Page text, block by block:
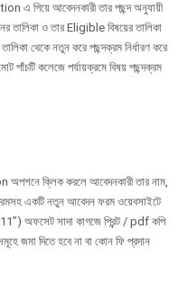
এ গিয়ে আবেদনকারী তার পছন্দ অনুযায়ী
ও তার Eligible বিষয়ের তালিকা
থেকে নতুন করে পছন্দক্রম নির্ধারণ করে
পাঁচটি কলেজে পর্যায়ক্রমে বিষয় পছন্দক্রম
ক্লিক করলে আবেদনকারী তার নাম,
একটি নতুন আবেদন ফরম ওয়েবসাইটে
অফসেট সাদা কাগজে প্রিন্ট / pdf কপি
জমা দিতে হবে না বা কোন ফি প্রদান